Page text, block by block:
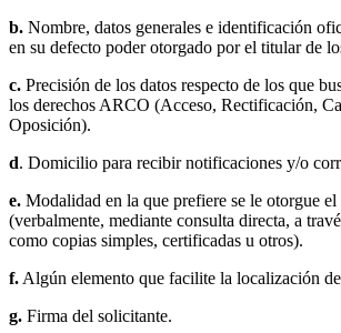
b. Nombre, datos generales e identificación
en su defecto poder otorgado por el titular de
c. Precisión de los datos respecto de los que
los derechos ARCO (Acceso, Rectificación,
Oposición).
d. Domicilio para recibir notificaciones y/o
e. Modalidad en la que prefiere se le otorgue el
(verbalmente, mediante consulta directa, a
como copias simples, certificadas u otros).
f. Algún elemento que facilite la localización
g. Firma del solicitante.